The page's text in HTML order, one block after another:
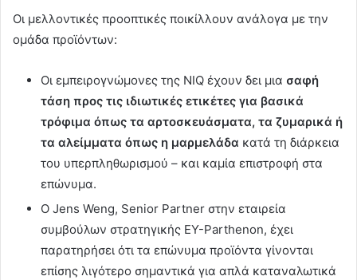
Οι μελλοντικές προοπτικές ποικίλλουν ανάλογα με την
ομάδα προϊόντων:
Οι εμπειρογνώμονες της NIQ έχουν δει μια σαφή
τάση προς τις ιδιωτικές ετικέτες για βασικά
τρόφιμα όπως τα αρτοσκευάσματα, τα ζυμαρικά ή
τα αλείμματα όπως η μαρμελάδα κατά τη διάρκεια
του υπερπληθωρισμού – και καμία επιστροφή στα
επώνυμα.
Ο Jens Weng, Senior Partner στην εταιρεία
συμβούλων στρατηγικής EY-Parthenon, έχει
παρατηρήσει ότι τα επώνυμα προϊόντα γίνονται
επίσης λιγότερο σημαντικά για απλά καταναλωτικά